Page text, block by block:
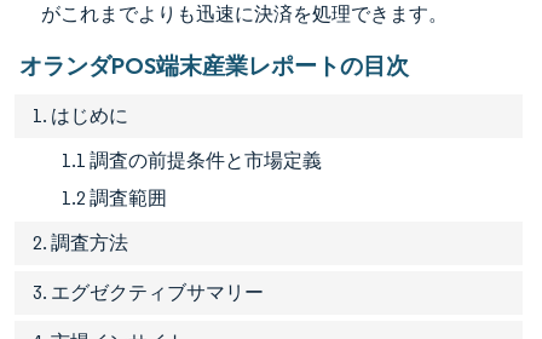
がこれまでよりも迅速に決済を処理できます。
オランダPOS端末産業レポートの目次
1. はじめに
1.1 調査の前提条件と市場定義
1.2 調査範囲
2. 調査方法
3. エグゼクティブサマリー